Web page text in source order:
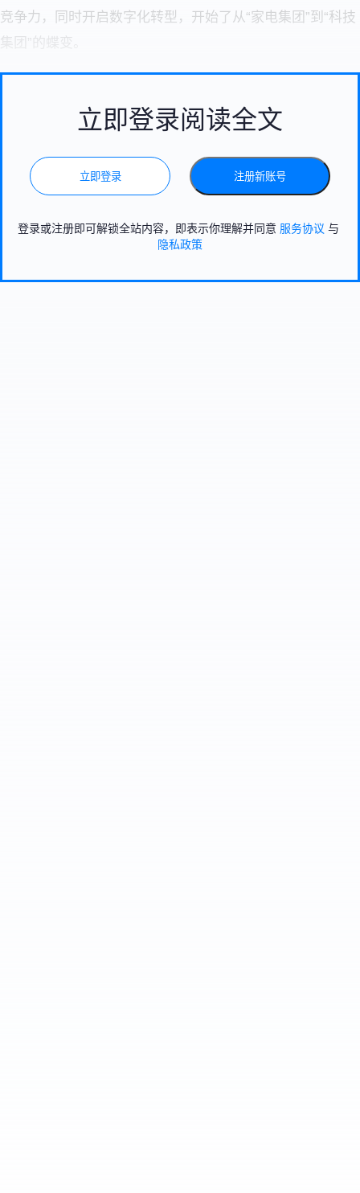
竞争力，同时开启数字化转型，开始了从“家电集团”到“科技
集团”的蝶变。
立即登录阅读全文
立即登录 注册新账号
登录或注册即可解锁全站内容，即表示你理解并同意 服务协议 与
隐私政策